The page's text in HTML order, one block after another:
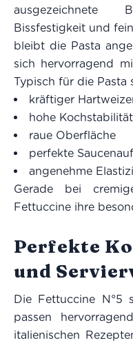
ausgezeichnete
Bissfestigkeit und
bleibt die Pasta
sich hervorragend
Typisch für die Pasta
kräftiger
hohe Kochstabilität
raue Oberfläche
perfekte
angenehme
Gerade bei
Fettuccine ihre
Perfekte
und
Die Fettuccine N°5
passen
italienischen